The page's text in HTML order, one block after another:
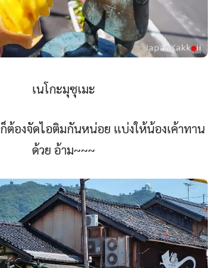
เนโกะมุซุเมะ
ต้องจัดไอติมกันหน่อย แบ่งให้น้องเค้าทาน
ด้วย อ้าม~~~